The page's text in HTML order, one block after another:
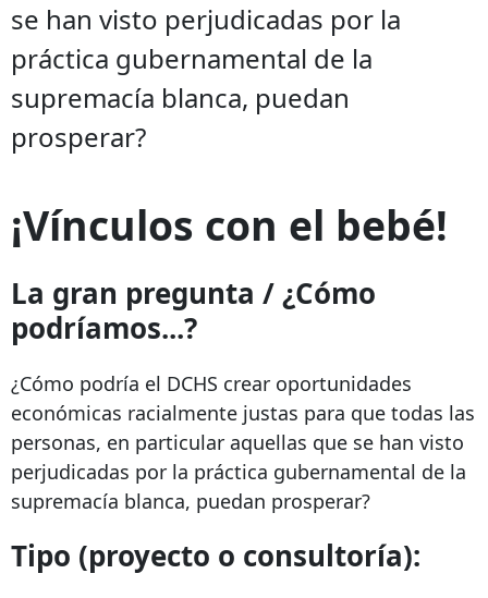
se han visto perjudicadas por la
práctica gubernamental de la
supremacía blanca, puedan
prosperar?
¡Vínculos con el bebé!
La gran pregunta / ¿Cómo
podríamos...?
¿Cómo podría el DCHS crear oportunidades
económicas racialmente justas para que todas las
personas, en particular aquellas que se han visto
perjudicadas por la práctica gubernamental de la
supremacía blanca, puedan prosperar?
Tipo (proyecto o consultoría):